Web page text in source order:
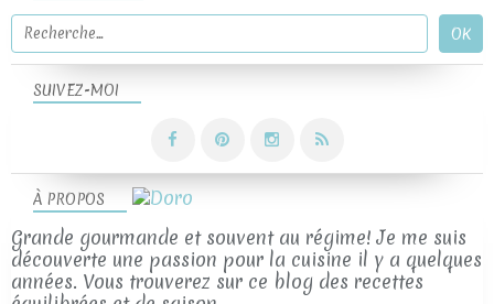
SUIVEZ-MOI
À PROPOS
Grande gourmande et souvent au régime! Je me suis
découverte une passion pour la cuisine il y a quelques
années. Vous trouverez sur ce blog des recettes